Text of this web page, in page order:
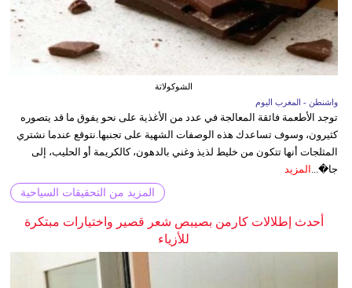
الشوكولاتة
واشنطن - المغرب اليوم
توجد الأطعمة فائقة المعالجة في عدد من الأغذية على نحو يفوق ما قد يتصوره
كثيرون، وسوف تساعدك هذه الوصفات الشهية على تجنبها.نتوقع عندما نشتري
المثلجات أنها تتكون من خليط لذيذ وغني بالدهون، كالكريمة أو الحليب، إلى
جا�... المزيد
المزيد من التحقيقات السياحية
أحدث إطلالات كارمن بصيبص شعر قصير واختيارات مبتكرة
للأزياء